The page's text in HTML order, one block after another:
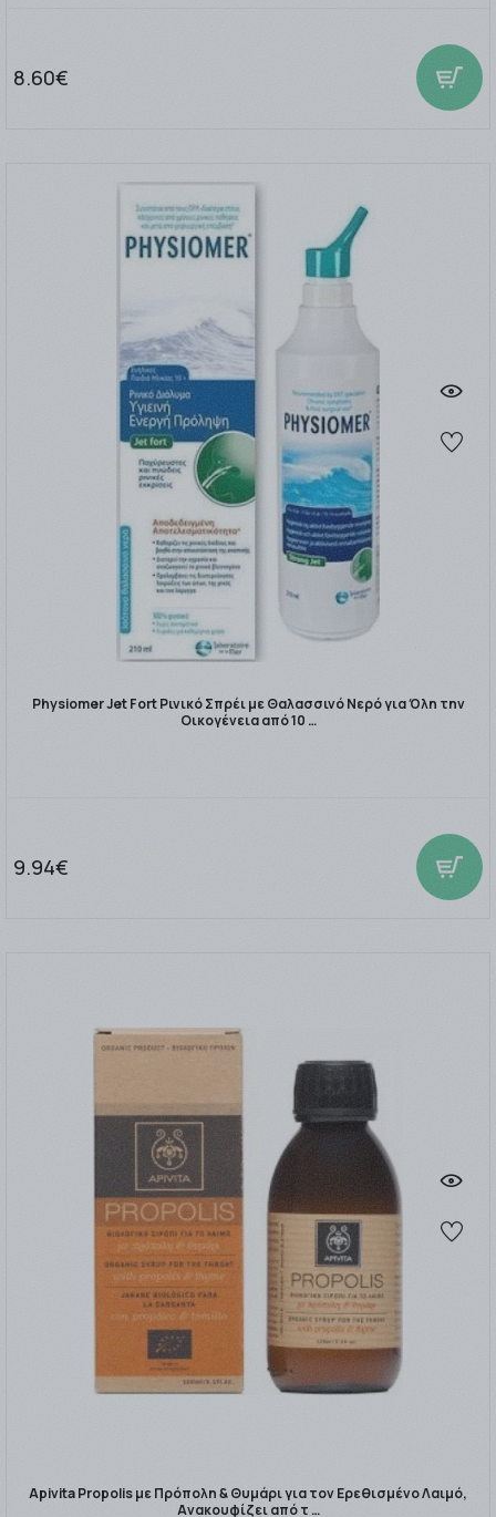
8.60€
Physiomer Jet Fort Ρινικό Σπρέι με Θαλασσινό Νερό για Όλη την
Οικογένεια από 10 …
9.94€
Apivita Propolis με Πρόπολη & Θυμάρι για τον Ερεθισμένο Λαιμό,
Ανακουφίζει από τ …